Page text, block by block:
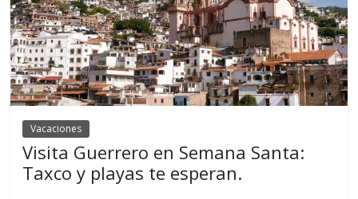
Vacaciones
Visita Guerrero en Semana Santa:
Taxco y playas te esperan.